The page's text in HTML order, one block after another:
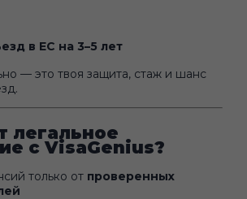
в ЕС на 3–5 лет
— это твоя защита, стаж и шанс
легальное
с VisaGenius?
только от проверенных